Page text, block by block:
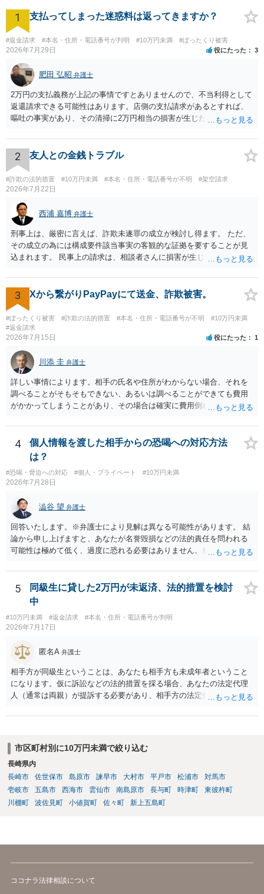
1 支払ってしまった迷惑料は返ってきますか？
#返金請求 #本名・住所・電話番号が判明 #10万円未満 #ぼったくり被害
2026年7月29日 役にたった 3
肥田 弘昭 弁護士
2万円の支払義務が上記の事情ですとありませんので、不当利得として
返還請求できる可能性はあります。店側の支払請求があるとすれば、
嘔吐の事実があり、その清掃に2万円相当の損害が生じた場合です。ご
2 友人との金銭トラブル
#詐欺の法的措置 #10万円未満 #本名・住所・電話番号が不明 #架空請求
2026年7月22日
西浦 嘉博 弁護士
刑事上は、厳密に言えば、詐欺未遂罪の成立が検討し得ます。 ただ、
その成立の為には構成要件該当事実の客観的な証拠を要することが見
込まれます。 民事上の請求は、相談者さんに損害が生じていない以
い場合、最寄りの法律事務所での相談を検討ください。 上記、ご参考
ください。
3 Xから繋がりPayPayにて送金、詐欺被害。
#ぼったくり被害 #詐欺の法的措置 #本名・住所・電話番号が不明
#10万円未満
#返金請求
2026年7月15日 役にたった 1
川添 圭 弁護士
詳しい事情によります。相手の氏名や住所がわからない場合、それを
調べることがそもそもできない、あるいは調べることができても費用
がかかってしまうことがあり、その場合は確実に費用倒れになりそう
4
個人情報を渡した相手からの恐喝への対応方法
は？
#恐喝・脅迫への対応 #個人・プライベート #10万円未満
2026年7月28日
澁谷 望 弁護士
回答いたします。※弁護士により見解は異なる可能性があります。 結
論から申し上げますと、あなたが名誉毀損などの法的責任を問われる
可能性は極めて低く、過度に恐れる必要はありません。相手の行為こ
は警察の介入を恐れて逃げた可能性が高いと考えられます。 今後の具
体的な対応は以下の通りです。 ・相手の要求は無視する（1対1のやり
取りで「詐欺か」と聞いただけで名誉毀損は成立しません） ・マイナ
きを行う ・万が一に備え、会社には「個人情報を悪用されたトラブル
に巻き込まれた」と事前伝えておく すでに警察へ相談済みとのことで
すので、今後別のアカウントから連絡が来ても一切応じず、警察へ追
加の報告を行ってください。
5
同級生に貸した2万円が未返済、法的措置を検討
中
#10万円未満 #返金請求 #本名・住所・電話番号が判明
2026年7月17日
匿名A 弁護士
相手方が同級生ということは、あなたも相手方も未成年者ということ
になります。仮に訴訟などの法的措置を採る場合、あなたの法定代理
人（通常は両親）が提訴する必要があり、相手方の法定代理人（通常
話し合いで解決した方がよい問題だと思います。
市区町村別に10万円未満で絞り込む
長崎県内
長崎市
佐世保市 島原市 諫早市 大村市 平戸市 松浦市
対馬市
壱岐市
五島市 西海市 雲仙市 南島原市 長与町 時津町
東彼杵町
川棚町
波佐見町 小値賀町 佐々町 新上五島町
ココナラ法律相談について